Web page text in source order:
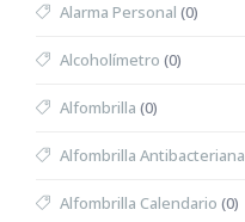
Alarma Personal (0)
Alcoholímetro (0)
Alfombrilla (0)
Alfombrilla Antibacteriana
Alfombrilla Calendario (0)